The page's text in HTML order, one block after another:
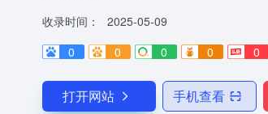
收录时间：
2025-05-09
0
0 0 0 0
打开网站 手机查看